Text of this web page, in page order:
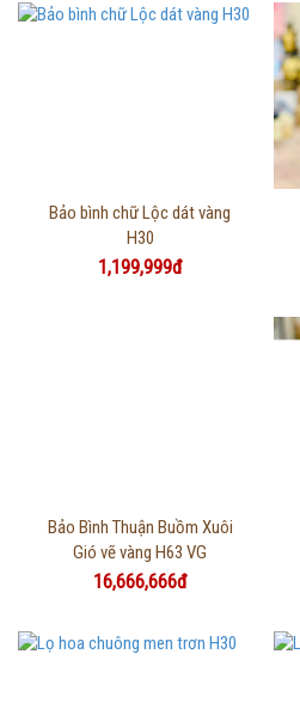
Thông tin chi tiết
Bảo bình chữ Lộc dát vàng
H30
1,199,999đ
Thông tin chi tiết
Bảo Bình Thuận Buồm Xuôi
Gió vẽ vàng H63 VG
16,666,666đ